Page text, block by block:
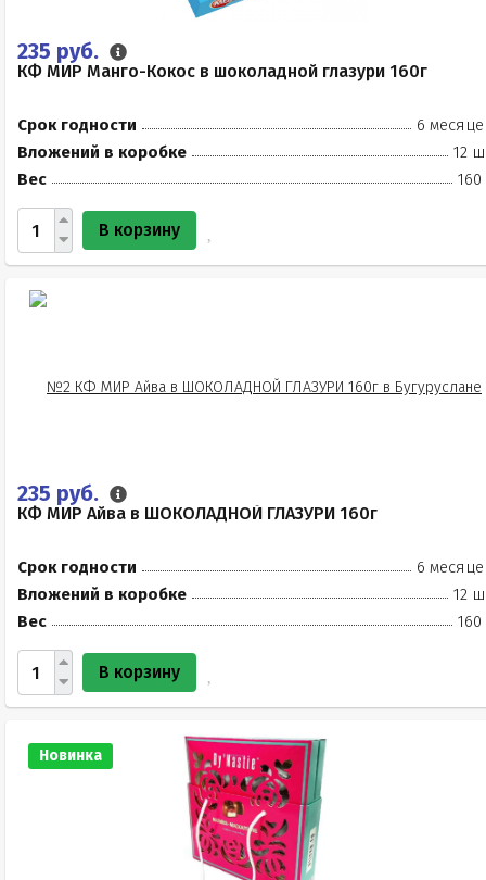
235 руб.
КФ МИР Манго-Кокос в шоколадной глазури 160г
Срок годности
6
Вложений в коробке
12
Вес
160
В корзину
235 руб.
КФ МИР Айва в ШОКОЛАДНОЙ ГЛАЗУРИ 160г
Срок годности
6
Вложений в коробке
12
Вес
160
В корзину
Новинка